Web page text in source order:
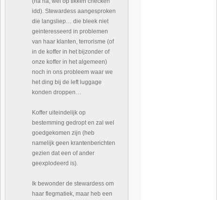
idd). Stewardess aangesproken
die langsliep… die bleek niet
geinteresseerd in problemen
van haar klanten, terrorisme (of
in de koffer in het bijzonder of
onze koffer in het algemeen)
noch in ons probleem waar we
het ding bij de left luggage
konden droppen…
Koffer uiteindelijk op
bestemming gedropt en zal wel
goedgekomen zijn (heb
namelijk geen krantenberichten
gezien dat een of ander
geexplodeerd is).
Ik bewonder de stewardess om
haar flegmatiek, maar heb een